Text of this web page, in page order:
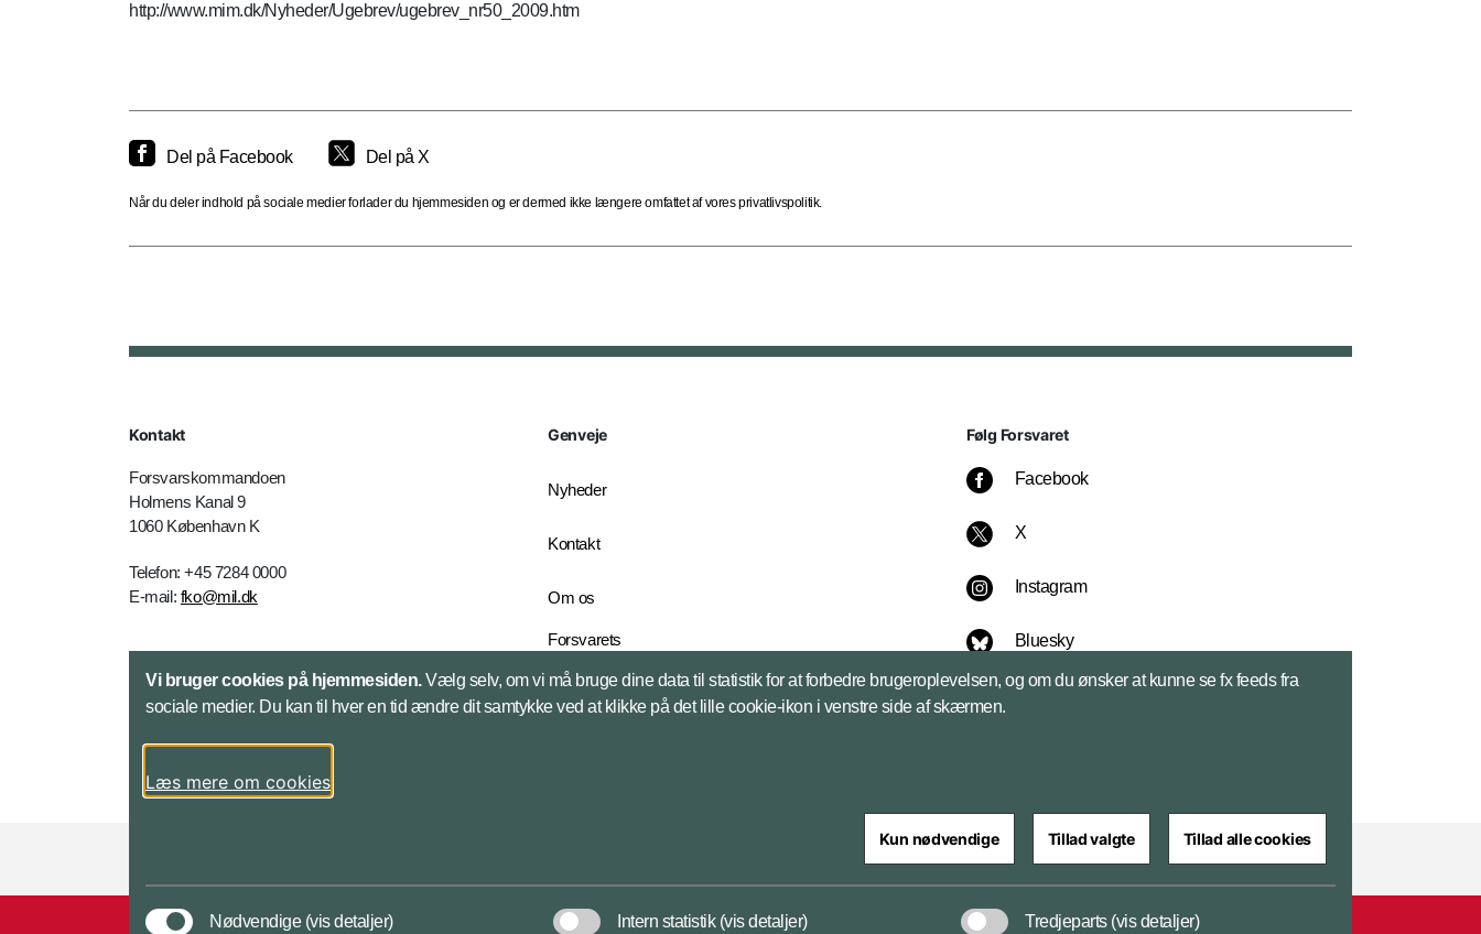
http://www.mim.dk/Nyheder/Ugebrev/ugebrev_nr50_2009.htm
Del på Facebook Del på X
Når du deler indhold på sociale medier forlader du hjemmesiden og er dermed ikke længere omfattet af vores privatlivspolitik.
Kontakt
Forsvarskommandoen
Holmens Kanal 9
1060 København K
Telefon: +45 7284 0000
E-mail: fko@mil.dk
Kontakt
Genveje
Nyheder
Kontakt
Om os
Forsvarets
English Edition
Følg Forsvaret
Facebook
X
Instagram
Bluesky
LinkedIn
Databeskyttelse og ansvar Cookiepolitik Tilgængelighedserklæring
Vi bruger cookies på hjemmesiden.Vælg selv, om vi må bruge dine data til statistik for at forbedre brugeroplevelsen, og om du ønsker at kunne se fx feeds fra
sociale medier. Du kan til hver en tid ændre dit samtykke ved at klikke på det lille cookie-ikon i venstre side af skærmen.
Læs mere om cookies
Kun nødvendige Tillad valgte Tillad alle cookies
Nødvendige (vis detaljer) Intern statistik (vis detaljer) Tredjeparts (vis detaljer)